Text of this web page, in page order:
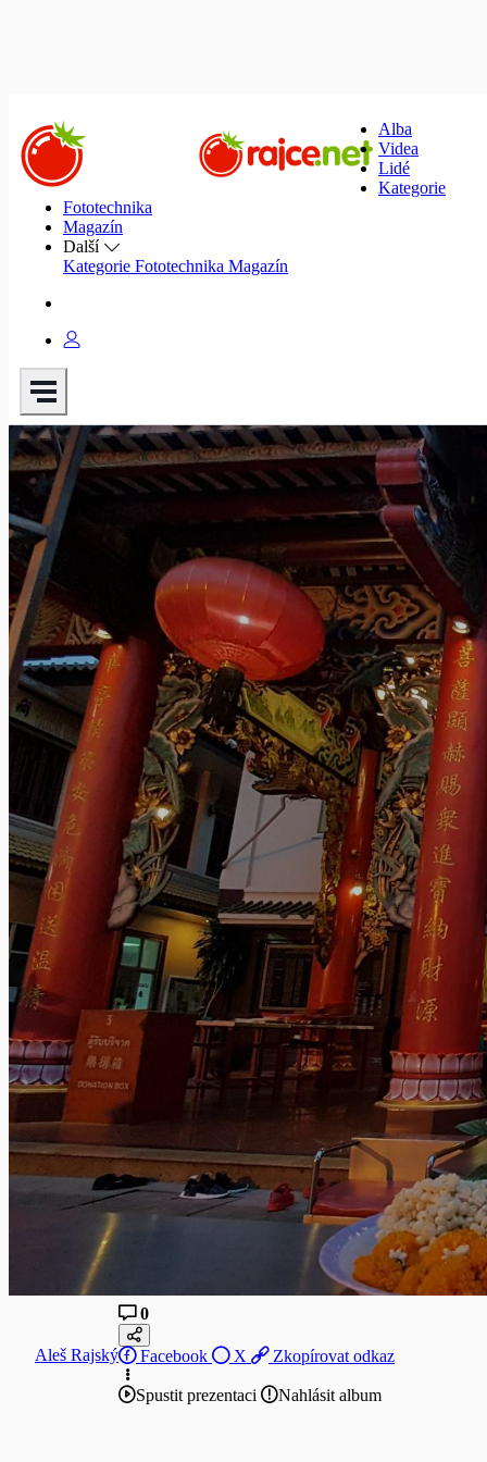
Alba
Videa
Lidé
Kategorie
Fototechnika
Magazín
Další
Kategorie Fototechnika Magazín
Aleš Rajský
0
Facebook X Zkopírovat odkaz
Spustit prezentaci Nahlásit album